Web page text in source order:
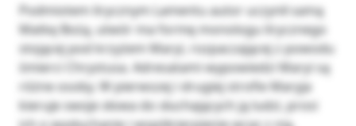
Podmiotem lirycznym Lamentu autor uczynił samą
Matkę Bożą, utwór ma formę monologu lirycznego
stojącej pod krzyżem Maryi, rozpaczającej z powodu
śmierci Chrystusa. Adresatami wypowiedzi Maryi są
różne osoby. W pierwszej i drugiej strofie Maryja
kieruje swoje słowa do słuchających ją ludzi, prosi